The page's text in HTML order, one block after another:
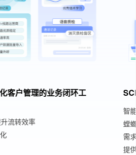
能企业私域运营、私域变现
私域
，满足企业运营、互动、转化多场景
域转化工具，催化线索精准变现